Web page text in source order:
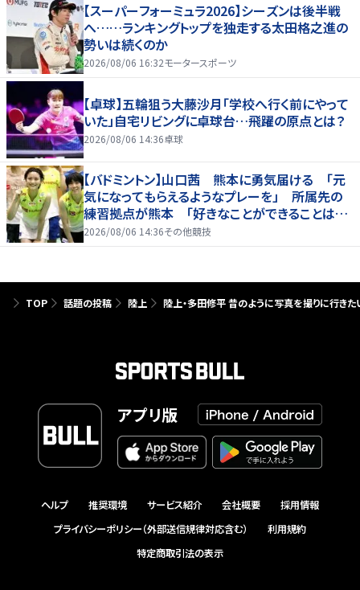
【スーパーフォーミュラ2026】シーズンは後半戦
へ……ランキングトップを独走する太田格之進の
勢いは続くのか
2026/08/06 16:32モータースポーツ
【卓球】五輪狙う大藤沙月「学校へ行く前にやって
いた」自宅リビングに卓球台…飛躍の原点とは？
2026/08/06 14:36卓球
【バドミントン】山口茜 熊本に勇気届ける 「元
気になってもらえるようなプレーを」 所属先の
練習拠点が熊本 「好きなことができることは当
たり前じゃない」
2026/08/06 14:36その他競技
TOP 話題の投稿 陸上 陸上・多田修平 昔のように写真を撮りに行き
アプリ版
ヘルプ 推奨環境 サービス紹介 会社概要
採用情報
プライバシーポリシー（外部送信規律対応含む）
利用規約
特定商取引法の表示